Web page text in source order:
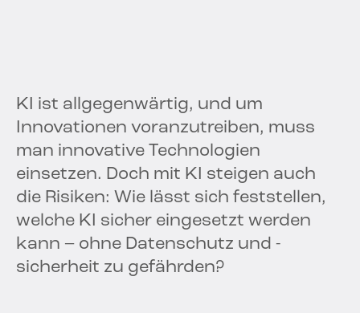
KI ist allgegenwärtig, und um
Innovationen voranzutreiben, muss
man innovative Technologien
einsetzen. Doch mit KI steigen auch
die Risiken: Wie lässt sich feststellen,
welche KI sicher eingesetzt werden
kann – ohne Datenschutz und -
sicherheit zu gefährden?